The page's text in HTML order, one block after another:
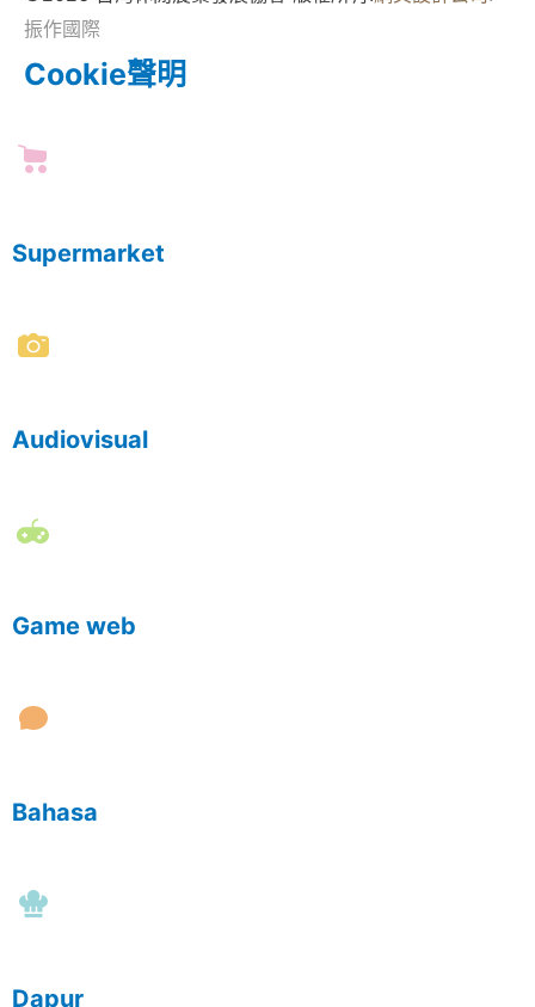
振作國際
Cookie聲明
Supermarket
Audiovisual
Game web
Bahasa
Dapur